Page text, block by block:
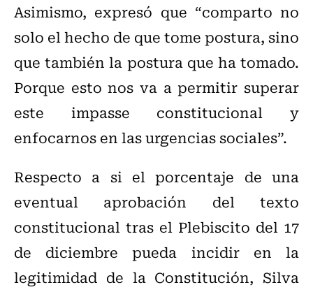
Asimismo, expresó que “comparto no
solo el hecho de que tome postura, sino
que también la postura que ha tomado.
Porque esto nos va a permitir superar
este impasse constitucional y
enfocarnos en las urgencias sociales”.
Respecto a si el porcentaje de una
eventual aprobación del texto
constitucional tras el Plebiscito del 17
de diciembre pueda incidir en la
legitimidad de la Constitución, Silva